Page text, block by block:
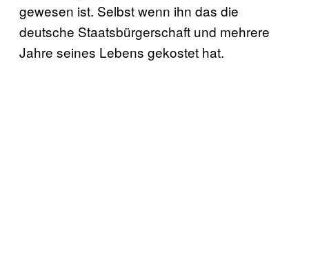
gewesen ist. Selbst wenn ihn das die
deutsche Staatsbürgerschaft und mehrere
Jahre seines Lebens gekostet hat.